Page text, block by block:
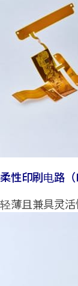
柔性印刷电路（
轻薄且兼具灵活